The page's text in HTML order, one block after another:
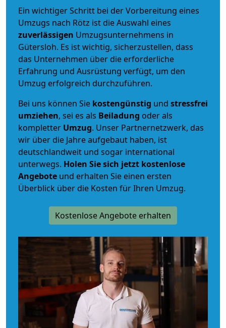
Ein wichtiger Schritt bei der Vorbereitung eines
Umzugs nach Rötz ist die Auswahl eines
zuverlässigen Umzugsunternehmens in
Gütersloh. Es ist wichtig, sicherzustellen, dass
das Unternehmen über die erforderliche
Erfahrung und Ausrüstung verfügt, um den
Umzug erfolgreich durchzuführen.
Bei uns können Sie kostengünstig und stressfrei
umziehen, sei es als Beiladung oder als
kompletter Umzug. Unser Partnernetzwerk, das
wir über die Jahre aufgebaut haben, ist
deutschlandweit und sogar international
unterwegs. Holen Sie sich jetzt kostenlose
Angebote und erhalten Sie einen ersten
Überblick über die Kosten für Ihren Umzug.
Kostenlose Angebote erhalten